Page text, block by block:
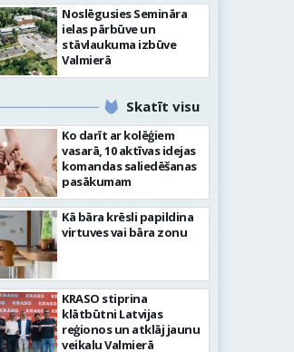
Noslēgusies Semināra
ielas pārbūve un
stāvlaukuma izbūve
Valmierā
Skatīt visu
Ko darīt ar kolēģiem
vasarā, 10 aktīvas idejas
komandas saliedēšanas
pasākumam
Kā bāra krēsli papildina
virtuves vai bāra zonu
KRASO stiprina
klātbūtni Latvijas
reģionos un atklāj jaunu
veikalu Valmierā